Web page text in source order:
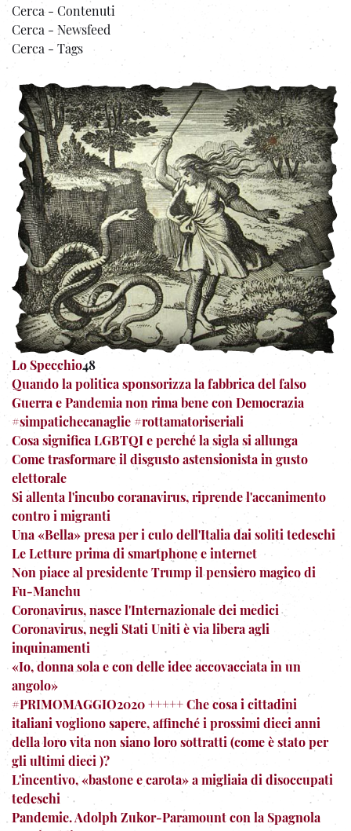
Cerca - Contenuti
Cerca - Newsfeed
Cerca - Tags
Lo Specchio48
Quando la politica sponsorizza la fabbrica del falso
Guerra e Pandemia non rima bene con Democrazia
#simpatichecanaglie #rottamatoriseriali
Cosa significa LGBTQI e perché la sigla si allunga
Come trasformare il disgusto astensionista in gusto
elettorale
Si allenta l'incubo coranavirus, riprende l'accanimento
contro i migranti
Una «Bella» presa per i culo dell'Italia dai soliti tedeschi
Le Letture prima di smartphone e internet
Non piace al presidente Trump il pensiero magico di
Fu-Manchu
Coronavirus, nasce l'Internazionale dei medici
Coronavirus, negli Stati Uniti è via libera agli
inquinamenti
«Io, donna sola e con delle idee accovacciata in un
angolo»
#PRIMOMAGGIO2020 +++++ Che cosa i cittadini
italiani vogliono sapere, affinché i prossimi dieci anni
della loro vita non siano loro sottratti (come è stato per
gli ultimi dieci )?
L'incentivo, «bastone e carota» a migliaia di disoccupati
tedeschi
Pandemie. Adolph Zukor-Paramount con la Spagnola